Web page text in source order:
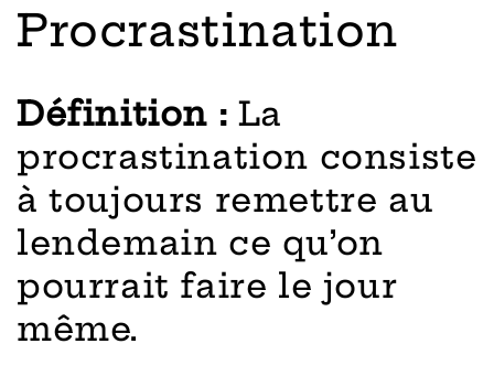
Procrastination
Définition : La
procrastination consiste
à toujours remettre au
lendemain ce qu’on
pourrait faire le jour
même.